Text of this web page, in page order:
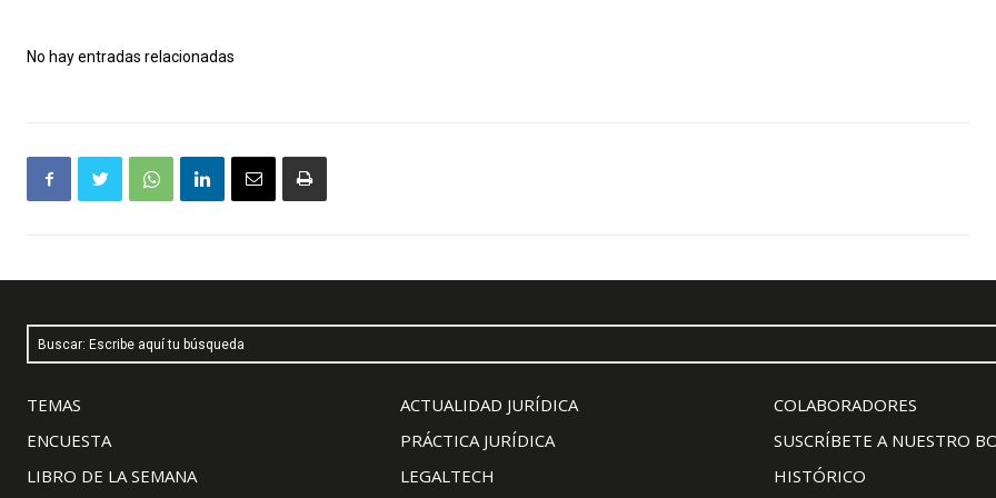
No hay entradas relacionadas
Buscar: Escribe aquí tu búsqueda
TEMAS
ENCUESTA
LIBRO DE LA SEMANA
ACTUALIDAD JURÍDICA
PRÁCTICA JURÍDICA
LEGALTECH
COLABORADORES
SUSCRÍBETE A NUESTRO
HISTÓRICO